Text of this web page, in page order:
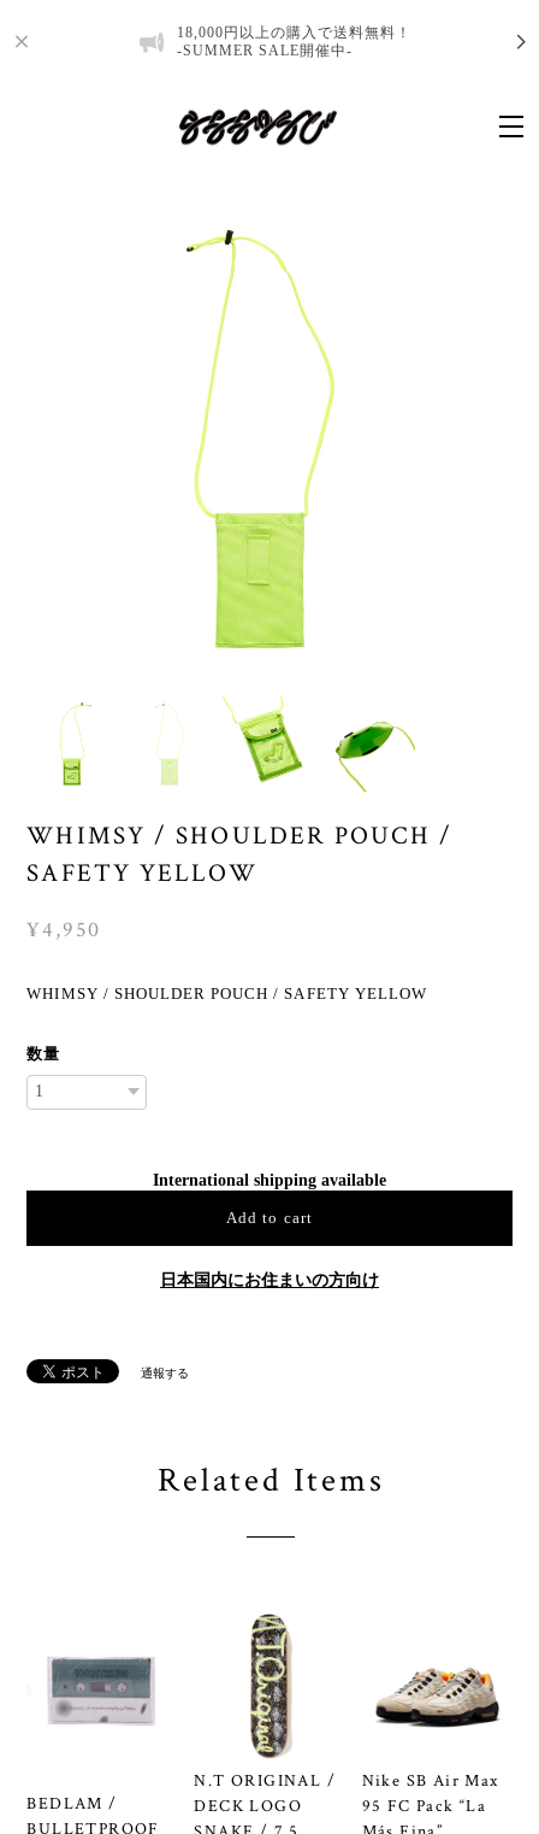
18,000円以上の購入で送料無料！
-SUMMER SALE開催中-
WHIMSY / SHOULDER POUCH /
SAFETY YELLOW
¥4,950
WHIMSY / SHOULDER POUCH / SAFETY YELLOW
数量
International shipping available
Add to cart
日本国内にお住まいの方向け
通報する
Related Items
BEDLAM /
BULLETPROOF
N.T ORIGINAL /
DECK LOGO
Nike SB Air Max
95 FC Pack “La